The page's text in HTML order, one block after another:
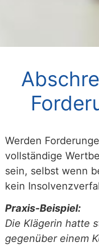
Werden
vollständige
sein, selbst wenn
kein
Praxis-Beispiel:
Die Klägerin hatte
gegenüber einem